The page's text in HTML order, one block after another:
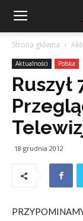
Strona główna
Aktualności Polska
18 grudnia 2012